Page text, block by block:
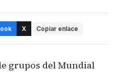
X Copiar enlace
grupos del Mundial